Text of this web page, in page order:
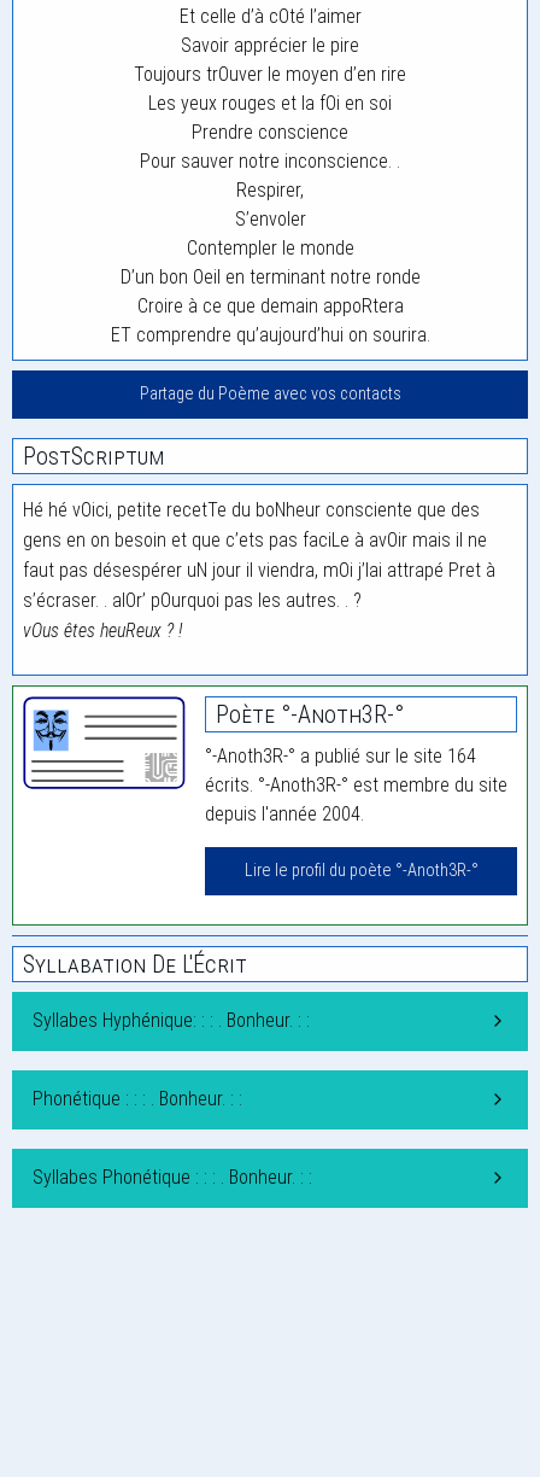
Et celle d’à cOté l’aimer
Savoir apprécier le pire
Toujours trOuver le moyen d’en rire
Les yeux rouges et la fOi en soi
Prendre conscience
Pour sauver notre inconscience. .
Respirer,
S’envoler
Contempler le monde
D’un bon Oeil en terminant notre ronde
Croire à ce que demain appoRtera
ET comprendre qu’aujourd’hui on sourira.
Partage du Poème avec vos contacts
PostScriptum
Hé hé vOici, petite recetTe du boNheur consciente que des
gens en on besoin et que c’ets pas faciLe à avOir mais il ne
faut pas désespérer uN jour il viendra, mOi j’lai attrapé Pret à
s’écraser. . alOr’ pOurquoi pas les autres. . ?
vOus êtes heuReux ? !
Poète °-Anoth3R-°
°-Anoth3R-° a publié sur le site 164
écrits. °-Anoth3R-° est membre du site
depuis l'année 2004.
Lire le profil du poète °-Anoth3R-°
Syllabation De L'Écrit
Syllabes Hyphénique: : : . Bonheur. : :
Phonétique : : : . Bonheur. : :
Syllabes Phonétique : : : . Bonheur. : :